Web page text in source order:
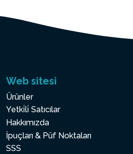
Web sitesi
Ürünler
Yetki̇li̇ Satıcılar
Hakkımızda
İpuçları & Püf Noktaları
SSS